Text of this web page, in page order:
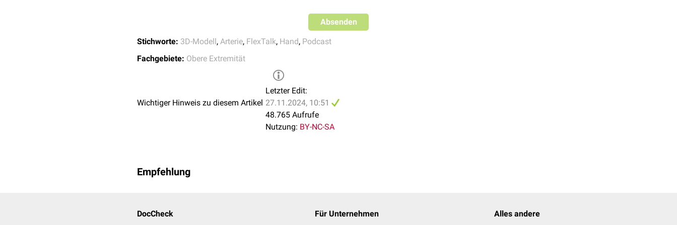
Absenden
Stichworte: 3D-Modell, Arterie, FlexTalk, Hand, Podcast
Fachgebiete: Obere Extremität
Wichtiger Hinweis zu diesem Artikel
Letzter Edit:
27.11.2024, 10:51
48.765 Aufrufe
Nutzung: BY-NC-SA
Empfehlung
DocCheck Für Unternehmen Alles andere